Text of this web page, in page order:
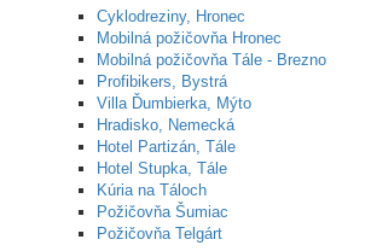
Cyklodreziny, Hronec
Mobilná požičovňa Hronec
Mobilná požičovňa Tále - Brezno
Profibikers, Bystrá
Villa Ďumbierka, Mýto
Hradisko, Nemecká
Hotel Partizán, Tále
Hotel Stupka, Tále
Kúria na Táloch
Požičovňa Šumiac
Požičovňa Telgárt